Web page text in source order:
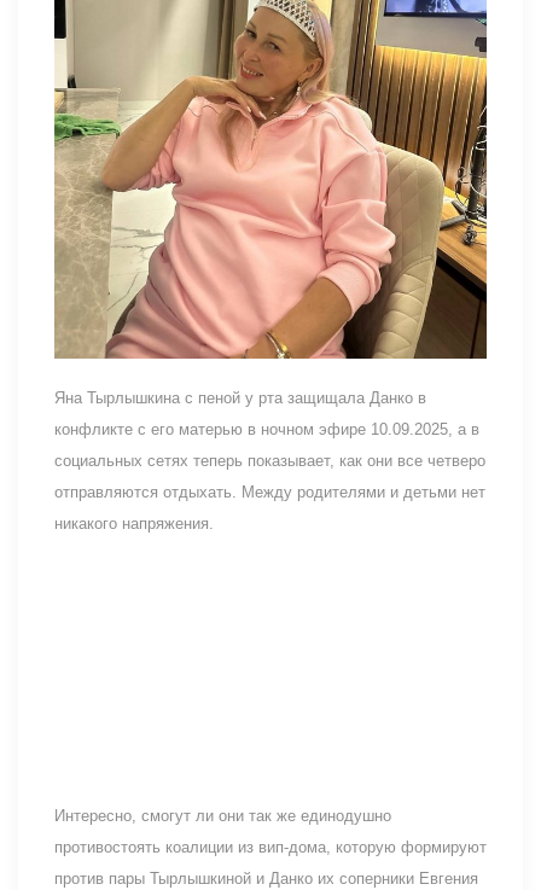
Яна Тырлышкина с пеной у рта защищала Данко в
конфликте с его матерью в ночном эфире 10.09.2025, а в
социальных сетях теперь показывает, как они все четверо
отправляются отдыхать. Между родителями и детьми нет
никакого напряжения.
Интересно, смогут ли они так же единодушно
противостоять коалиции из вип-дома, которую формируют
против пары Тырлышкиной и Данко их соперники Евгения